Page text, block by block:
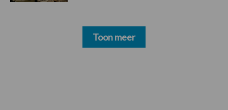
Toon meer